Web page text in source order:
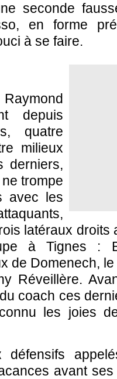
seconde
en forme
à se faire.
depuis
quatre
milieux
derniers,
trompe
avec les
latéraux droits
à Tignes :
de Domenech,
Réveillère.
coach ces
les joies
avant